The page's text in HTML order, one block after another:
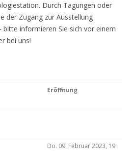
Durch Tagungen oder
der Zugang zur Ausstellung
bitte informieren Sie sich vor einem
bei uns!
Eröffnung
Do. 09. Februar 2023, 19